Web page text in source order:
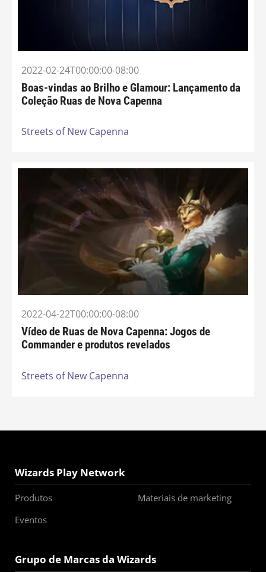
2022-02-24T00:00:00-08:00
Boas-vindas ao Brilho e Glamour: Lançamento da
Coleção Ruas de Nova Capenna
Streets of New Capenna
2022-04-22T00:00:00-08:00
Vídeo de Ruas de Nova Capenna: Jogos de
Commander e produtos revelados
Streets of New Capenna
Wizards Play Network
Produtos
Materiais de marketing
Eventos
Grupo de Marcas da Wizards